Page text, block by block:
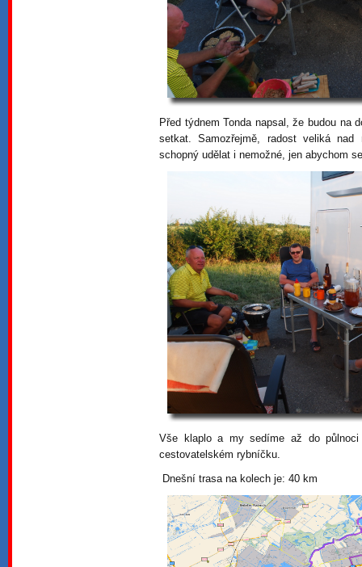
Před týdnem Tonda napsal, že budou na
setkat. Samozřejmě, radost veliká
schopný udělat i nemožné, jen abychom
Vše klaplo a my sedíme až do
cestovatelském rybníčku.
Dnešní trasa na kolech je: 40 km